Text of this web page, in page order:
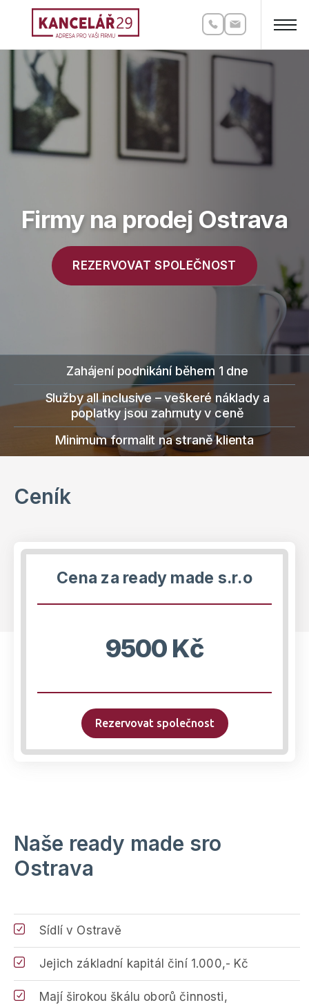
Firmy na prodej Ostrava
Zahájení podnikání během 1 dne
Služby all inclusive – veškeré náklady a
poplatky jsou zahrnuty v ceně
Minimum formalit na straně klienta
REZERVOVAT SPOLEČNOST
Ceník
Cena za ready made s.r.o
9500 Kč
Rezervovat společnost
Naše ready made sro
Ostrava
Sídlí v Ostravě
Jejich základní kapitál činí 1.000,- Kč
Mají širokou škálu oborů činnosti,